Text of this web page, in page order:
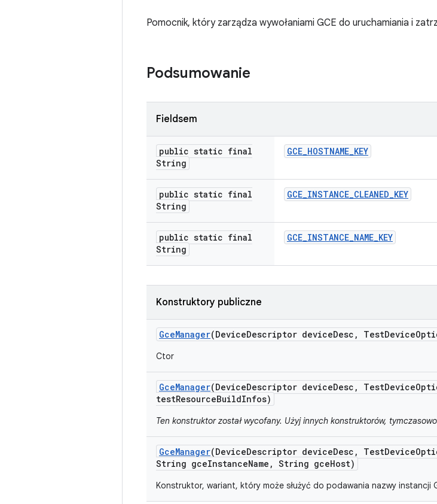
Pomocnik, który zarządza wywołaniami GCE do uruchamiania i
Podsumowanie
Fieldsem
public static final
String
GCE_HOSTNAME_KEY
public static final
String
GCE_INSTANCE_CLEANED_KEY
public static final
String
GCE_INSTANCE_NAME_KEY
Konstruktory publiczne
GceManager(DeviceDescriptor deviceDesc , TestDevice
Ctor
GceManager(DeviceDescriptor deviceDesc , TestDevice
testResourceBuildInfos)
Ten konstruktor został wycofany. Użyj innych konstruktorów,
GceManager(DeviceDescriptor deviceDesc , TestDevice
String gceInstanceName , String gceHost)
Konstruktor, wariant, który może służyć do podawania nazwy instancji